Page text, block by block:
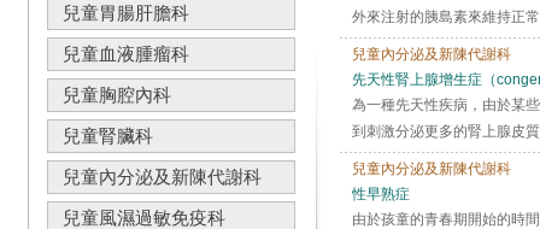
兒童胃腸肝膽科
兒童血液腫瘤科
兒童胸腔內科
兒童腎臟科
兒童內分泌及新陳代謝科
兒童風濕過敏免疫科
外來注射的胰島素來維持正
兒童內分泌及新陳代謝科
先天性腎上腺增生症（
為一種先天性疾病，由於某
到刺激分泌更多的腎上腺皮
兒童內分泌及新陳代謝科
性早熟症
由於孩童的青春期開始的時